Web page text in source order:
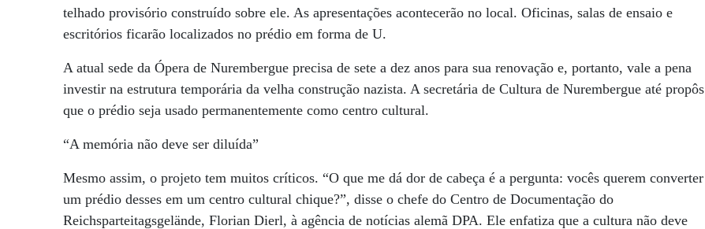
telhado provisório construído sobre ele. As apresentações acontecerão no local. Oficinas, salas de ensaio e
escritórios ficarão localizados no prédio em forma de U.
A atual sede da Ópera de Nurembergue precisa de sete a dez anos para sua renovação e, portanto, vale a pena
investir na estrutura temporária da velha construção nazista. A secretária de Cultura de Nurembergue até propôs
que o prédio seja usado permanentemente como centro cultural.
“A memória não deve ser diluída”
Mesmo assim, o projeto tem muitos críticos. “O que me dá dor de cabeça é a pergunta: vocês querem converter
um prédio desses em um centro cultural chique?”, disse o chefe do Centro de Documentação do
Reichsparteitagsgelände, Florian Dierl, à agência de notícias alemã DPA. Ele enfatiza que a cultura não deve